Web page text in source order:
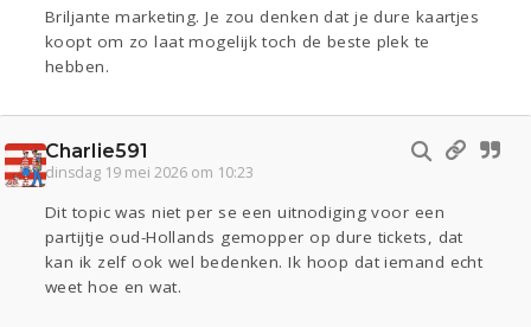
Briljante marketing. Je zou denken dat je dure kaartjes
koopt om zo laat mogelijk toch de beste plek te
hebben.
Charlie591
dinsdag 19 mei 2026 om 10:23
Dit topic was niet per se een uitnodiging voor een
partijtje oud-Hollands gemopper op dure tickets, dat
kan ik zelf ook wel bedenken. Ik hoop dat iemand echt
weet hoe en wat.